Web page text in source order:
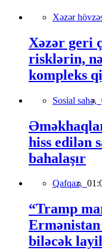
Xəzər
Xəzər geri
risklərin,
kompleks
Sosial sahə,
hiss edilən
bahalaşır
Qafqaz,
“Tramp
Ermənistan
biləcək